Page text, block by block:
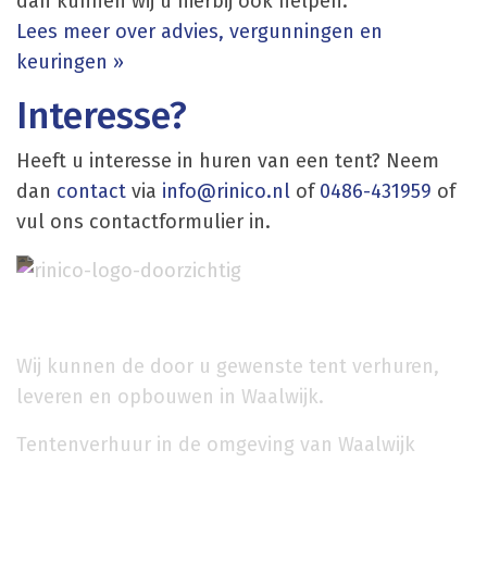
Lees meer over advies, vergunningen en
keuringen »
Interesse?
Heeft u interesse in huren van een tent? Neem
dan contact via info@rinico.nl of0486-431959 of
vul ons contactformulier in.
Wij kunnen de door u gewenste tent verhuren,
leveren en opbouwen in Waalwijk.
Tentenverhuur in de omgeving van Waalwijk